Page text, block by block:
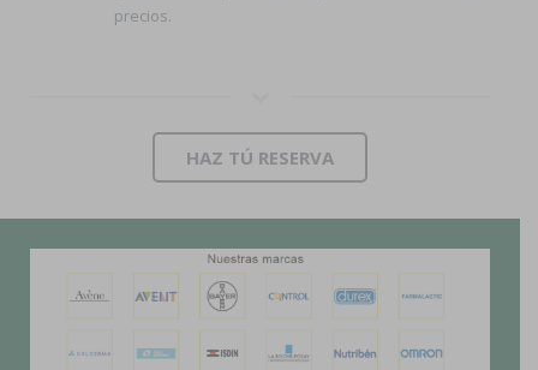
precios.
HAZ TÚ RESERVA